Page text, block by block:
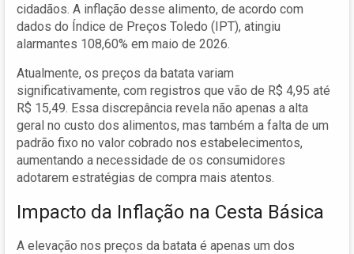
cidadãos. A inflação desse alimento, de acordo com
dados do Índice de Preços Toledo (IPT), atingiu
alarmantes 108,60% em maio de 2026.
Atualmente, os preços da batata variam
significativamente, com registros que vão de R$ 4,95 até
R$ 15,49. Essa discrepância revela não apenas a alta
geral no custo dos alimentos, mas também a falta de um
padrão fixo no valor cobrado nos estabelecimentos,
aumentando a necessidade de os consumidores
adotarem estratégias de compra mais atentos.
Impacto da Inflação na Cesta Básica
A elevação nos preços da batata é apenas um dos